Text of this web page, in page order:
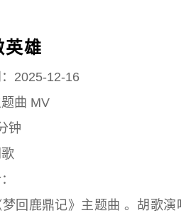
英雄
2025-12-16
曲 MV
钟
回鹿鼎记》主题曲 。胡歌